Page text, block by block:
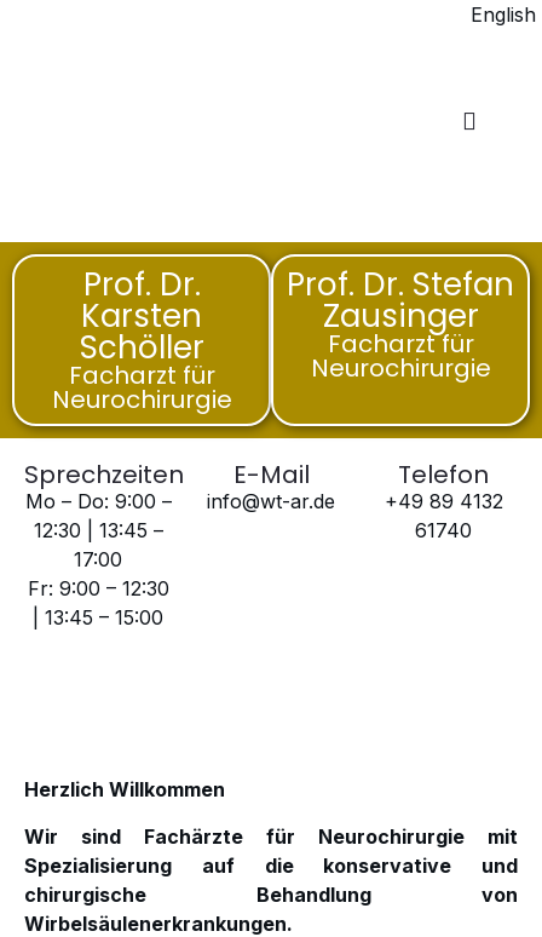
English
Prof. Dr.
Karsten
Schöller
Facharzt für
Neurochirurgie
Prof. Dr. Stefan
Zausinger
Facharzt für
Neurochirurgie
Sprechzeiten
Mo – Do: 9:00 –
12:30 | 13:45 –
17:00
Fr: 9:00 – 12:30
| 13:45 – 15:00
E-Mail
info@wt-ar.de
Telefon
+49 89 4132
61740
Herzlich Willkommen
Wir sind Fachärzte für Neurochirurgie mit
Spezialisierung auf die konservative und
chirurgische Behandlung von
Wirbelsäulenerkrankungen.